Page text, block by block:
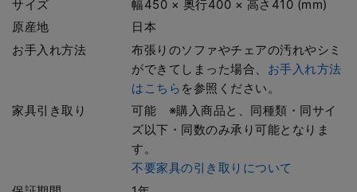
サイズ
幅450 × 奥行400 × 高さ410 (mm)
原産地
日本
お手入れ方法
布張りのソファやチェアの汚れやシミ
ができてしまった場合、 お手入れ方法
はこちら を参照ください。
家具引き取り
可能 ※購入商品と、同種類・同サイ
ズ以下・同数のみ承り可能となりま
す。
不要家具の引き取りについて